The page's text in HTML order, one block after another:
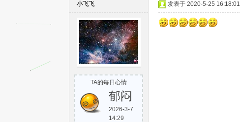
小飞飞
TA的每日心情
郁闷
2026-3-7
14:29
发表于 2020-5-25 16:18:01